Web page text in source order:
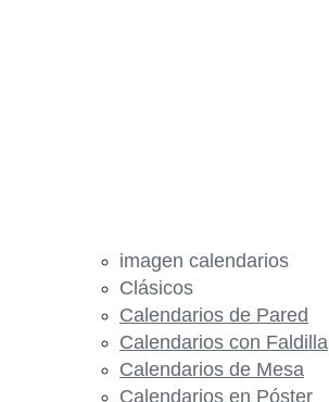
imagen calendarios
Clásicos
Calendarios de Pared
Calendarios con Faldilla
Calendarios de Mesa
Calendarios en Póster